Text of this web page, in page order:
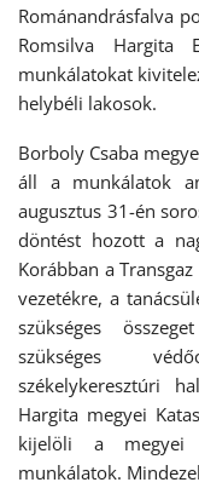
Románandrásfalva
Romsilva Hargita
munkálatokat
helybéli lakosok.
Borboly Csaba
áll a munkálatok
augusztus 31-én
döntést hozott a
Korábban a
vezetékre, a
szükséges
szükséges
székelykeresztúri
Hargita megyei
kijelöli a megyei
munkálatok.